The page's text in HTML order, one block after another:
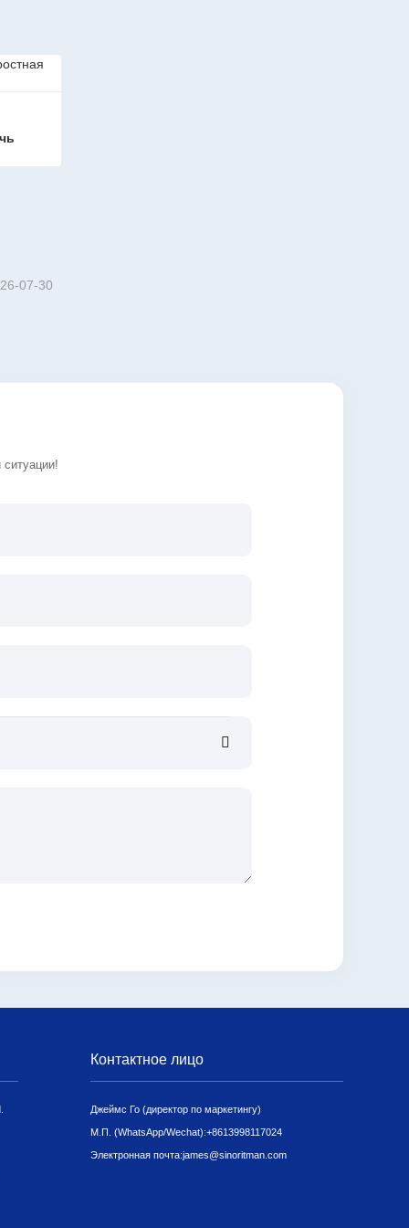
07-30
Контактное лицо
Джеймс Го (директор по маркетингу)
М.П. (WhatsApp/Wechat):+8613998117024
Электронная почта:james@sinoritman.com